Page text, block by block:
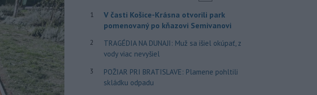
1
V časti Košice-Krásna otvorili park
pomenovaný po kňazovi Semivanovi
2
TRAGÉDIA NA DUNAJI: Muž sa išiel okúpať, z
vody viac nevyšiel
3
POŽIAR PRI BRATISLAVE: Plamene pohltili
skládku odpadu